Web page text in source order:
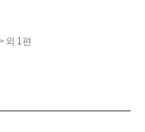
외 1편